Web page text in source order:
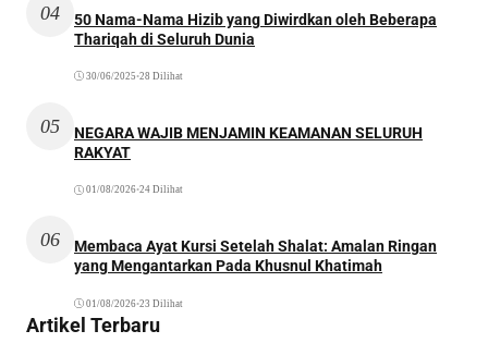
04
50 Nama-Nama Hizib yang Diwirdkan oleh Beberapa
Thariqah di Seluruh Dunia
30/06/2025 •28 Dilihat
05
NEGARA WAJIB MENJAMIN KEAMANAN SELURUH
RAKYAT
01/08/2026•24 Dilihat
06
Membaca Ayat Kursi Setelah Shalat: Amalan Ringan
yang Mengantarkan Pada Khusnul Khatimah
01/08/2026•23 Dilihat
Artikel Terbaru